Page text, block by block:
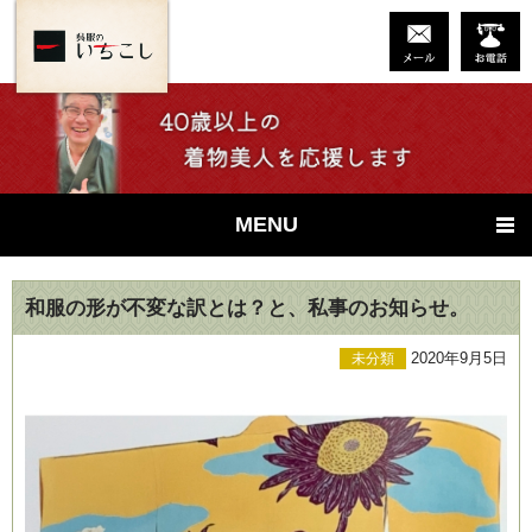
MENU
和服の形が不変な訳とは？と、私事のお知らせ。
未分類 2020年9月5日